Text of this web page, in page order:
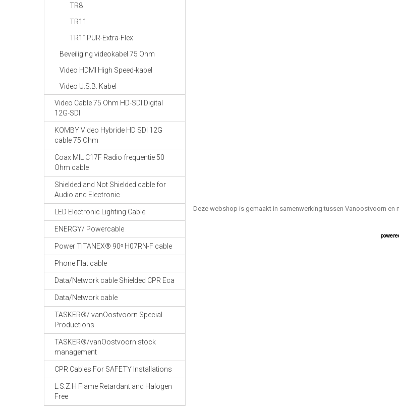
TR8
TR11
TR11PUR-Extra-Flex
Beveiliging videokabel 75 Ohm
Video HDMI High Speed-kabel
Video U.S.B. Kabel
Video Cable 75 Ohm HD-SDI Digital
12G-SDI
KOMBY Video Hybride HD SDI 12G
cable 75 Ohm
Coax MIL C17F Radio frequentie 50
Ohm cable
Shielded and Not Shielded cable for
Audio and Electronic
LED Electronic Lighting Cable
ENERGY/ Powercable
Power TITANEX® 90ᵒ H07RN-F cable
Phone Flat cable
Data/Network cable Shielded CPR Eca
Data/Network cable
TASKER®/ vanOostvoorn Special
Productions
TASKER®/vanOostvoorn stock
management
CPR Cables For SAFETY Installations
L.S.Z.H Flame Retardant and Halogen
Free
Deze webshop is gemaakt in samenwerking tussen Vanoostvoorn en